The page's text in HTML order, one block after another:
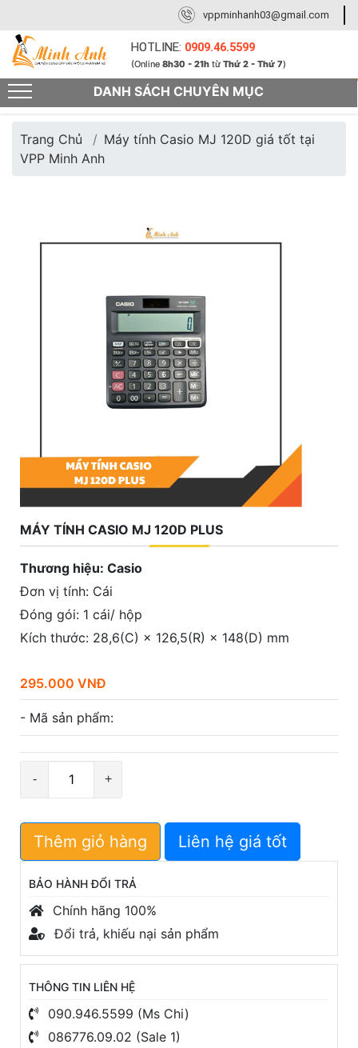
DANH SÁCH CHUYÊN MỤC
vppminhanh03@gmail.com
HOTLINE: 0909.46.5599
(Online8h30 - 21h từThứ 2 - Thứ 7)
Trang Chủ
Máy tính Casio MJ 120D giá tốt tại
VPP Minh Anh
MÁY TÍNH CASIO MJ 120D PLUS
Thương hiệu: Casio
Đơn vị tính: Cái
Đóng gói: 1 cái/ hộp
Kích thước: 28,6(C) × 126,5(R) × 148(D) mm
295.000 VNĐ
- Mã sản phẩm:
lượng
Thêm giỏ hàng Liên hệ giá tốt
BẢO HÀNH ĐỔI TRẢ
Chính hãng 100%
Đổi trả, khiếu nại sản phẩm
THÔNG TIN LIÊN HỆ
090.946.5599 (Ms Chi)
086776.09.02 (Sale 1)